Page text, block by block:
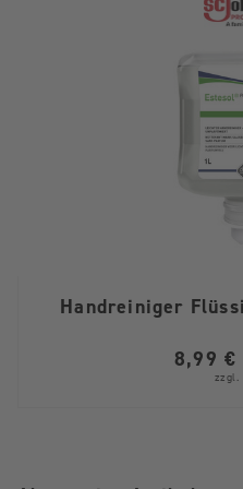
Handreiniger
8,99 €
zzgl.